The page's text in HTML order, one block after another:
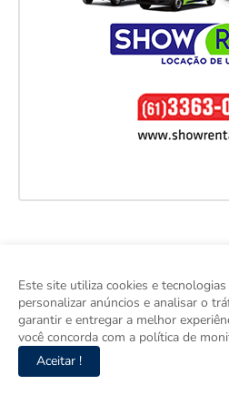
Este site utiliza cookies e
personalizar anúncios e analisar o
garantir e entregar a melhor
você concorda com a política de
Aceitar !